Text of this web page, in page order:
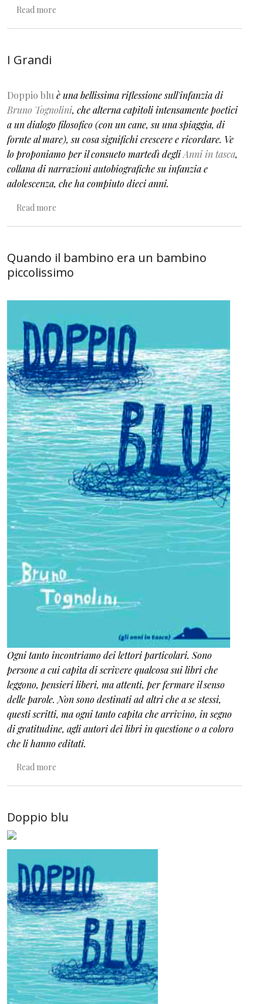
Read more
I Grandi
Doppio bluè una bellissima riflessione sull'infanzia di
Bruno Tognolini, che alterna capitoli intensamente poetici
a un dialogo filosofico (con un cane, su una spiaggia, di
fornte al mare), su cosa significhi crescere e ricordare. Ve
lo proponiamo per il consueto martedì degliAnni in tasca,
collana di narrazioni autobiografiche su infanzia e
adolescenza, che ha compiuto dieci anni.
Read more
Quando il bambino era un bambino
piccolissimo
Ogni tanto incontriamo dei lettori particolari. Sono
persone a cui capita di scrivere qualcosa sui libri che
leggono, pensieri liberi, ma attenti, per fermare il senso
delle parole. Non sono destinati ad altri che a se stessi,
questi scritti, ma ogni tanto capita che arrivino, in segno
di gratitudine, agli autori dei libri in questione o a coloro
che li hanno editati.
Read more
Doppio blu